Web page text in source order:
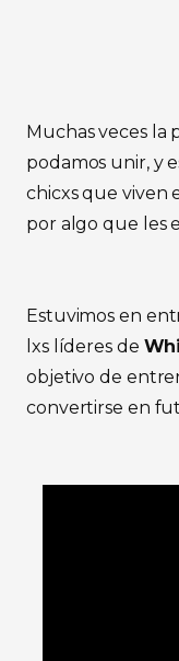
Muchas veces la
podamos unir, y
chicxs que viven
por algo que les
Estuvimos en
lxs líderes de
objetivo de
convertirse en